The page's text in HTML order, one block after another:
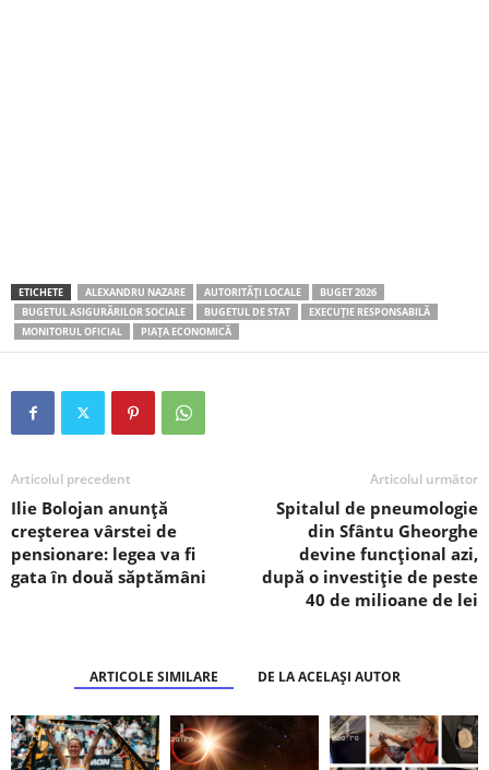
ETICHETE ALEXANDRU NAZARE AUTORITĂȚI LOCALE
BUGET 2026
BUGETUL ASIGURĂRILOR SOCIALE
BUGETUL DE STAT
EXECUȚIE RESPONSABILĂ
MONITORUL OFICIAL
PIAȚA ECONOMICĂ
Articolul precedent
Ilie Bolojan anunță
creșterea vârstei de
pensionare: legea va fi
gata în două săptămâni
Articolul următor
Spitalul de pneumologie
din Sfântu Gheorghe
devine funcțional azi,
după o investiție de peste
40 de milioane de lei
ARTICOLE SIMILARE DE LA ACELAȘI AUTOR